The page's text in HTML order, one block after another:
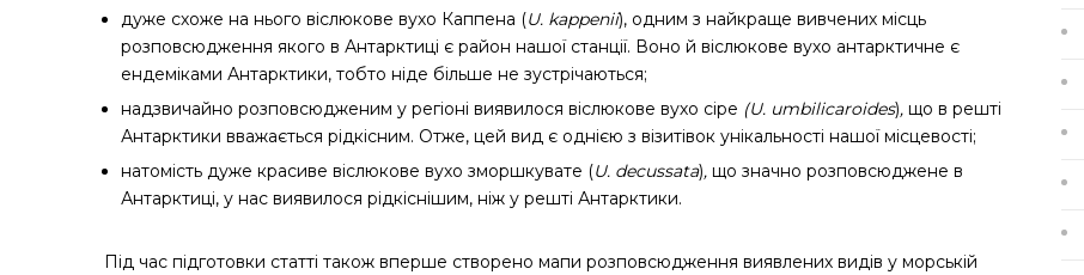
дуже схоже на нього віслюкове вухо Каппена (U. kappenii), одним з найкраще вивчених місць
розповсюдження якого в Антарктиці є район нашої станції. Воно й віслюкове вухо антарктичне є
ендеміками Антарктики, тобто ніде більше не зустрічаються;
надзвичайно розповсюдженим у регіоні виявилося віслюкове вухо сіре (U. umbilicaroides), що в решті
Антарктики вважається рідкісним. Отже, цей вид є однією з візитівок унікальності нашої місцевості;
натомість дуже красиве віслюкове вухо зморшкувате (U. decussata), що значно розповсюджене в
Антарктиці, у нас виявилося рідкіснішим, ніж у решті Антарктики.
Під час підготовки статті також вперше створено мапи розповсюдження виявлених видів у морській